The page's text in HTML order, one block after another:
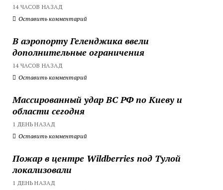
14 ЧАСОВ НАЗАД
Оставить комментарий
В аэропорту Геленджика ввели
дополнительные ограничения
14 ЧАСОВ НАЗАД
Оставить комментарий
Массированный удар ВС РФ по Киеву и
области сегодня
1 ДЕНЬ НАЗАД
Оставить комментарий
Пожар в центре Wildberries под Тулой
локализовали
1 ДЕНЬ НАЗАД